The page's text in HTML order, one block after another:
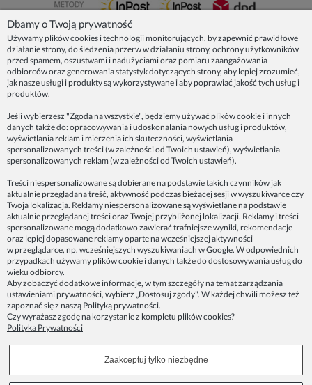
NASZE PRODUKTY
INFORMACJE
ZAINSPIRUJ SIĘ!
Dane firmy:
Spoko Motyw, Małgorzata Nowak-Staszak
ul. Skowronia 3D/4, 30-650 Kraków
NIP 7343314687
telefon: 512821491
e-mail:kontakt@spoko-motyw.pl
konto do wpłat przelewem:
92 1140 2004 0000 3202 7758 0405
Punkt odbioru zamówień:
Pracownia Spoko Motyw
budynku), 30-415 Kraków
Dołącz do nas w mediach społecznościowych!
Dbamy o Twoją prywatność
Używamy plików cookies i technologii monitorujących, by zapewnić prawidłowe
działanie strony, do śledzenia przerw w działaniu strony, ochrony użytkowników
przed spamem, oszustwami i nadużyciami oraz pomiaru zaangażowania
odbiorców oraz generowania statystyk dotyczących strony, aby lepiej zrozumieć,
jak nasze usługi i produkty są wykorzystywane i aby poprawiać jakość tych usług i
produktów.
Jeśli wybierzesz "Zgoda na wszystkie", będziemy używać plików cookie i innych
danych także do: opracowywania i udoskonalania nowych usług i produktów,
wyświetlania reklam i mierzenia ich skuteczności, wyświetlania
spersonalizowanych treści (w zależności od Twoich ustawień), wyświetlania
spersonalizowanych reklam (w zależności od Twoich ustawień).
Treści niespersonalizowane są dobierane na podstawie takich czynników jak
aktualnie przeglądana treść, aktywność podczas bieżącej sesji w wyszukiwarce czy
Twoja lokalizacja. Reklamy niespersonalizowane są wyświetlane na podstawie
aktualnie przeglądanej treści oraz Twojej przybliżonej lokalizacji. Reklamy i treści
spersonalizowane mogą dodatkowo zawierać trafniejsze wyniki, rekomendacje
oraz lepiej dopasowane reklamy oparte na wcześniejszej aktywności
w przeglądarce, np. wcześniejszych wyszukiwaniach w Google. W odpowiednich
przypadkach używamy plików cookie i danych także do dostosowywania usług do
wieku odbiorcy.
Aby zobaczyć dodatkowe informacje, w tym szczegóły na temat zarządzania
ustawieniami prywatności, wybierz „Dostosuj zgody". W każdej chwili możesz też
zapoznać się z naszą Polityką prywatności.
Czy wyrażasz zgodę na korzystanie z kompletu plików cookies?
Polityka Prywatności
Zaakceptuj tylko niezbędne